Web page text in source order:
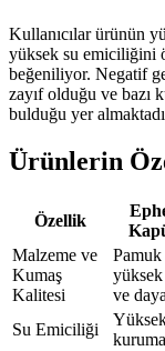
Kullanıcılar ürünün
yüksek su emiciliğini
beğeniliyor. Negatif
zayıf olduğu ve bazı
bulduğu yer
Ürünlerin
Özellik
Malzeme ve
Kumaş
Kalitesi
ve
Su Emiciliği
kuruma